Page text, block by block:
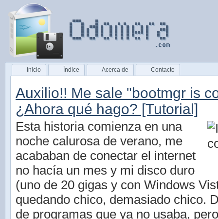
Inicio Índice Acerca de Contacto
Auxilio!! Me sale "bootmgr is
¿Ahora qué hago? [Tutorial]
Esta historia comienza en una
noche calurosa de verano, me
acababan de conectar el internet
no hacía un mes y mi disco duro
(uno de 20 gigas y con Windows
quedando chico, demasiado chico.
de programas que ya no usaba,